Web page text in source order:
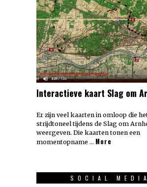
Interactieve kaart Slag om
Er zijn veel kaarten in omloop die
strijdtoneel tijdens de Slag om
weergeven. Die kaarten tonen een
momentopname … More
SOCIAL MEDIA